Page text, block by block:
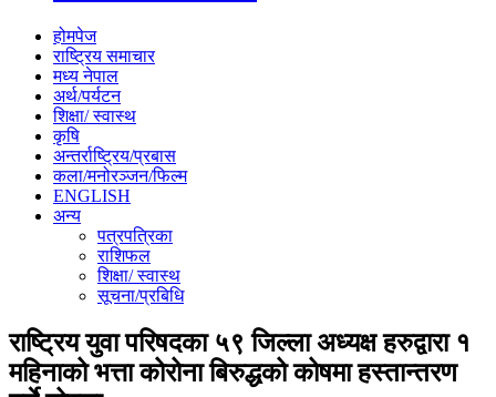
होमपेज
राष्ट्रिय समाचार
मध्य नेपाल
अर्थ/पर्यटन
शिक्षा/ स्वास्थ
कृषि
अन्तर्राष्ट्रिय/प्रबास
कला/मनोरञ्जन/फिल्म
ENGLISH
अन्य
पत्रपत्रिका
राशिफल
शिक्षा/ स्वास्थ
सूचना/प्रबिधि
राष्ट्रिय युवा परिषदका ५९ जिल्ला अध्यक्ष हरुद्वारा १
महिनाको भत्ता कोरोना बिरुद्धको कोषमा हस्तान्तरण